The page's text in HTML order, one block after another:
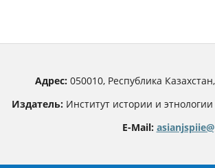
Адрес:050010, Республика
Издатель: Институт истории и
E-Mail: